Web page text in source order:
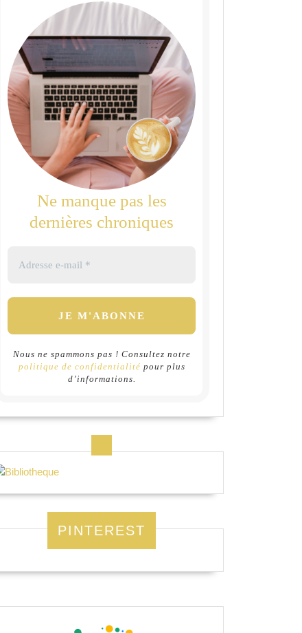
Ne manque pas les
dernières chroniques
Nous ne spammons pas ! Consultez notre
politique de confidentialité pour plus
d’informations.
PINTEREST